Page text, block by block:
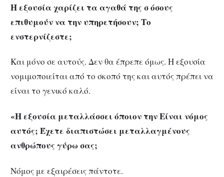
Η εξουσία χαρίζει τα αγαθά της σ όσους
επιθυμούν να την υπηρετήσουν; Το
ενστερνίζεστε;
Και μόνο σε αυτούς. Δεν θα έπρεπε όμως. Η εξουσία
νομιμοποιείται από το σκοπό της και αυτός πρέπει να
είναι το γενικό καλό.
«Η εξουσία μεταλλάσσει όποιον την Είναι νόμος
αυτός; Έχετε διαπιστώσει μεταλλαγμένους
ανθρώπους γύρω σας;
Νόμος με εξαιρέσεις πάντοτε.